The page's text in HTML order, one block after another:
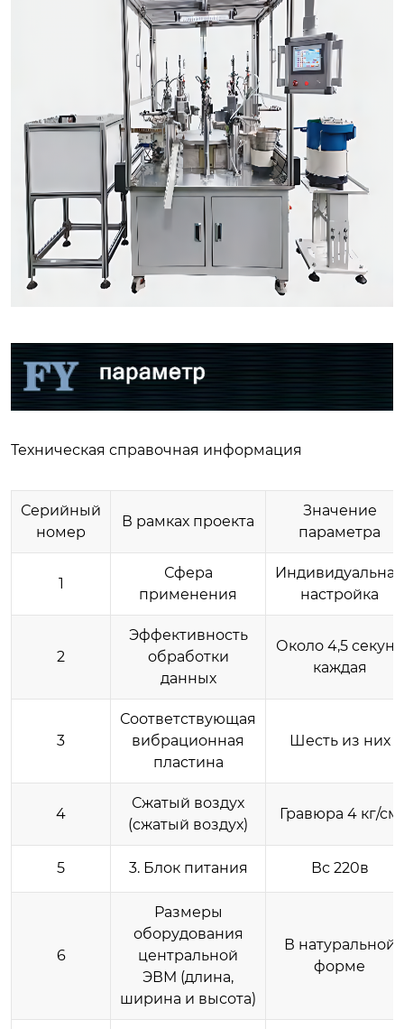
Техническая справочная информация
Серийный
номер
В рамках проекта
Значение
параметра
1
Сфера
применения
Индивидуальная
настройка
2
Эффективность
обработки
данных
Около 4,5 секунд
каждая
3
Соответствующая
вибрационная
пластина
Шесть из них
4
Сжатый воздух
(сжатый воздух)
Гравюра 4 кг/см
5 3. Блок питания Вс 220в
6
Размеры
оборудования
центральной
ЭВМ (длина,
ширина и высота)
В натуральной
форме